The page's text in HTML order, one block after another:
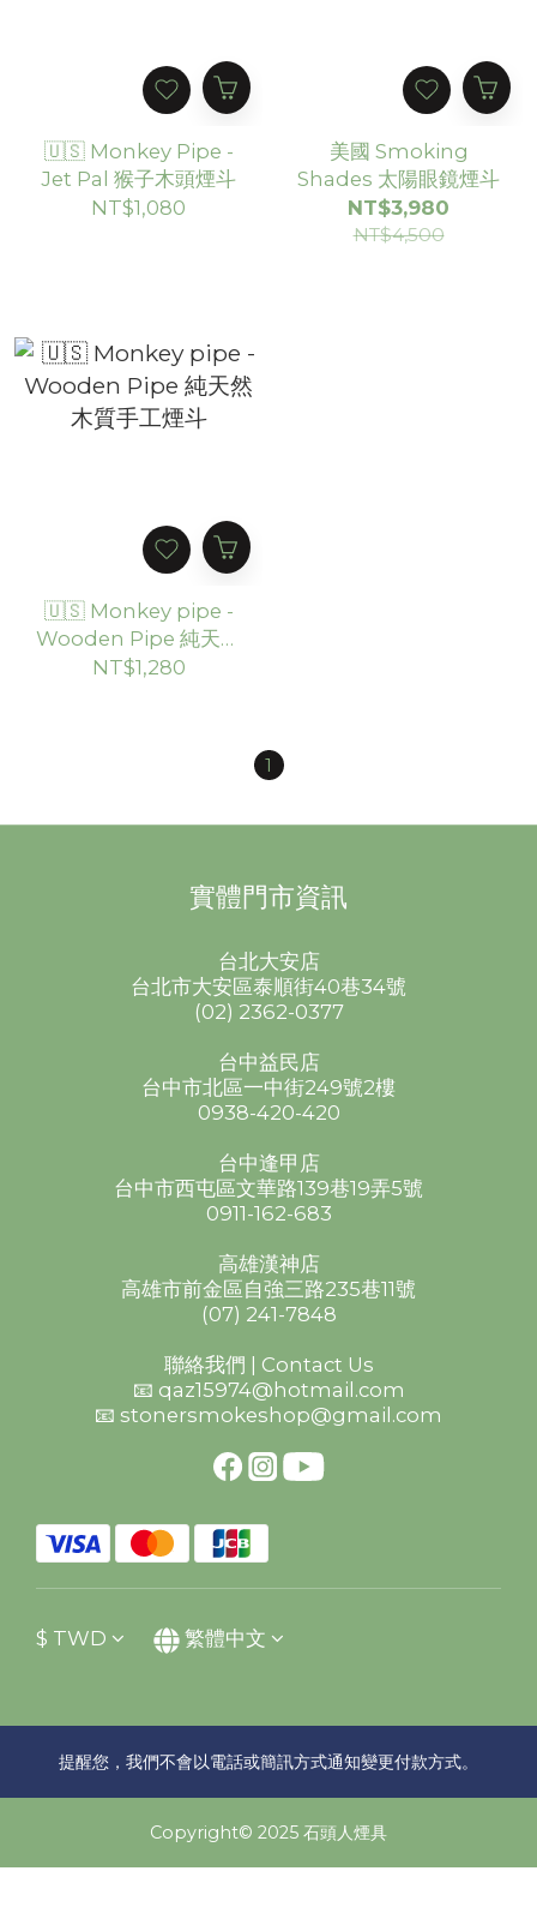
🇺🇸 Monkey Pipe -
Jet Pal 猴子木頭煙斗
NT$1,080
美國 Smoking
Shades 太陽眼鏡煙斗
NT$3,980
NT$4,500
🇺🇸 Monkey pipe -
Wooden Pipe 純天然
木質手工煙斗
NT$1,280
1
實體門市資訊
台北大安店
台北市大安區泰順街40巷34號
(02) 2362-0377
台中益民店
台中市北區一中街249號2樓
0938-420-420
台中逢甲店
台中市西屯區文華路139巷19弄5號
0911-162-683
高雄漢神店
高雄市前金區自強三路235巷11號
(07) 241-7848
聯絡我們 | Contact Us
📧 qaz15974@hotmail.com
📧 stonersmokeshop@gmail.com
$ TWD 繁體中文
提醒您，我們不會以電話或簡訊方式通知變更付款方式。
Copyright© 2025 石頭人煙具